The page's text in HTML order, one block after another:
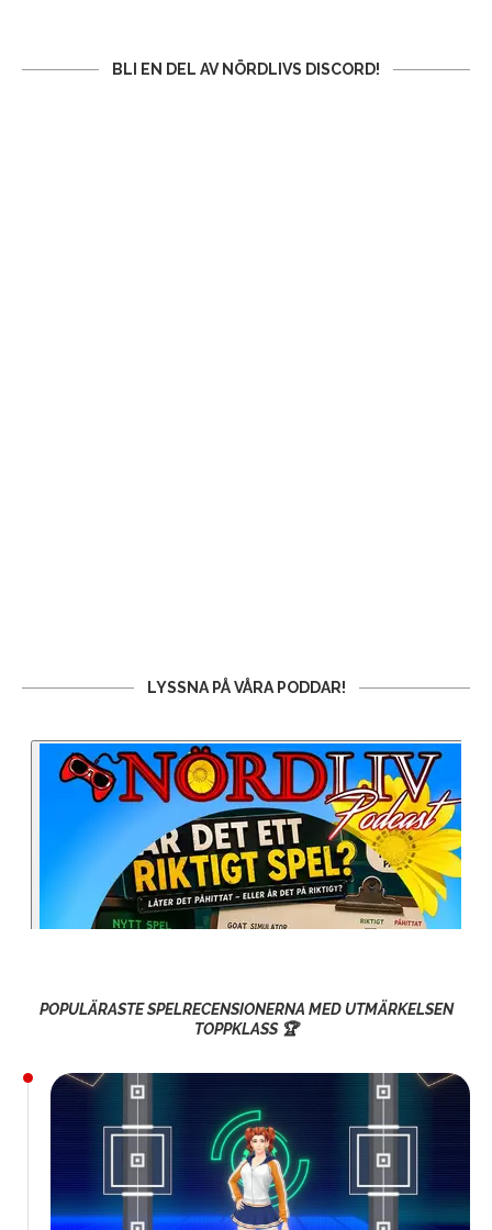
BLI EN DEL AV NÖRDLIVS DISCORD!
LYSSNA PÅ VÅRA PODDAR!
POPULÄRASTE SPELRECENSIONERNA MED UTMÄRKELSEN
TOPPKLASS 🏆